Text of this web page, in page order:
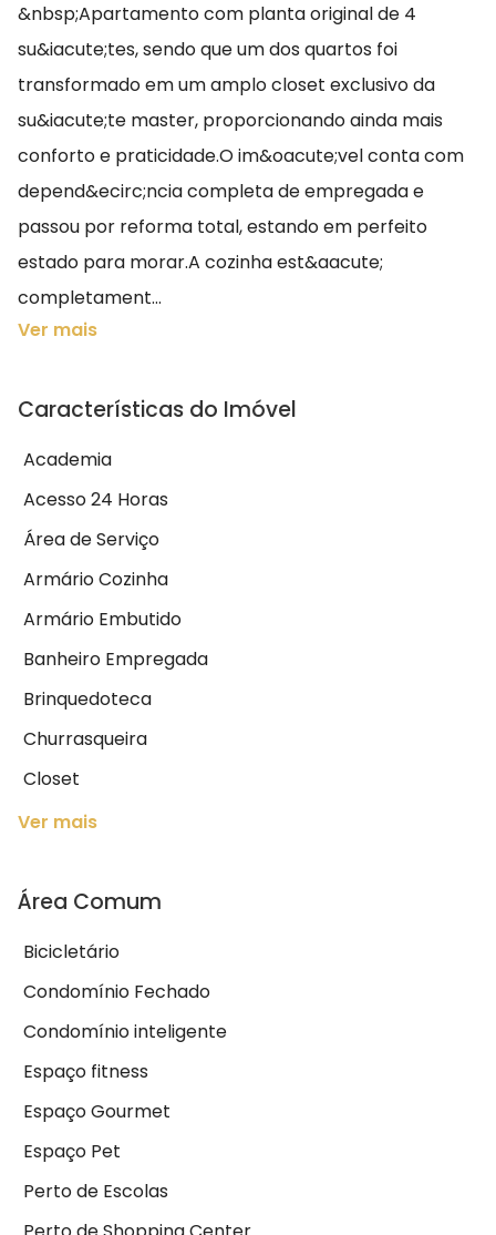
&nbsp;Apartamento com planta original de 4
su&iacute;tes, sendo que um dos quartos foi
transformado em um amplo closet exclusivo da
su&iacute;te master, proporcionando ainda mais
conforto e praticidade.O im&oacute;vel conta com
depend&ecirc;ncia completa de empregada e
passou por reforma total, estando em perfeito
estado para morar.A cozinha est&aacute;
completament...
Ver mais
Características do Imóvel
Academia
Acesso 24 Horas
Área de Serviço
Armário Cozinha
Armário Embutido
Banheiro Empregada
Brinquedoteca
Churrasqueira
Closet
Ver mais
Área Comum
Bicicletário
Condomínio Fechado
Condomínio inteligente
Espaço fitness
Espaço Gourmet
Espaço Pet
Perto de Escolas